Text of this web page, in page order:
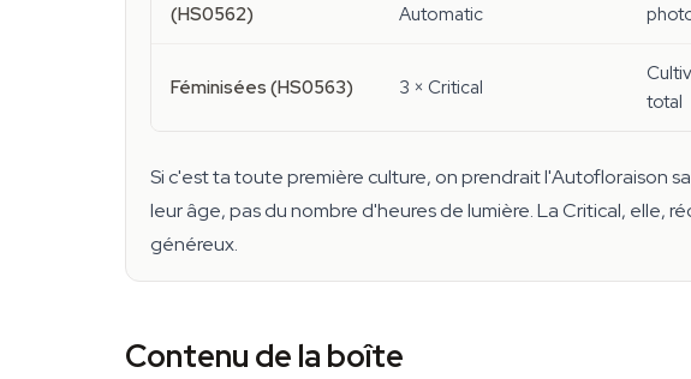
(HS0562)
Automatic
Féminisées (HS0563) 3 × Critical
total
Si c'est ta toute première culture, on prendrait l'Autofloraison
leur âge, pas du nombre d'heures de lumière. La Critical,
généreux.
Contenu de la boîte